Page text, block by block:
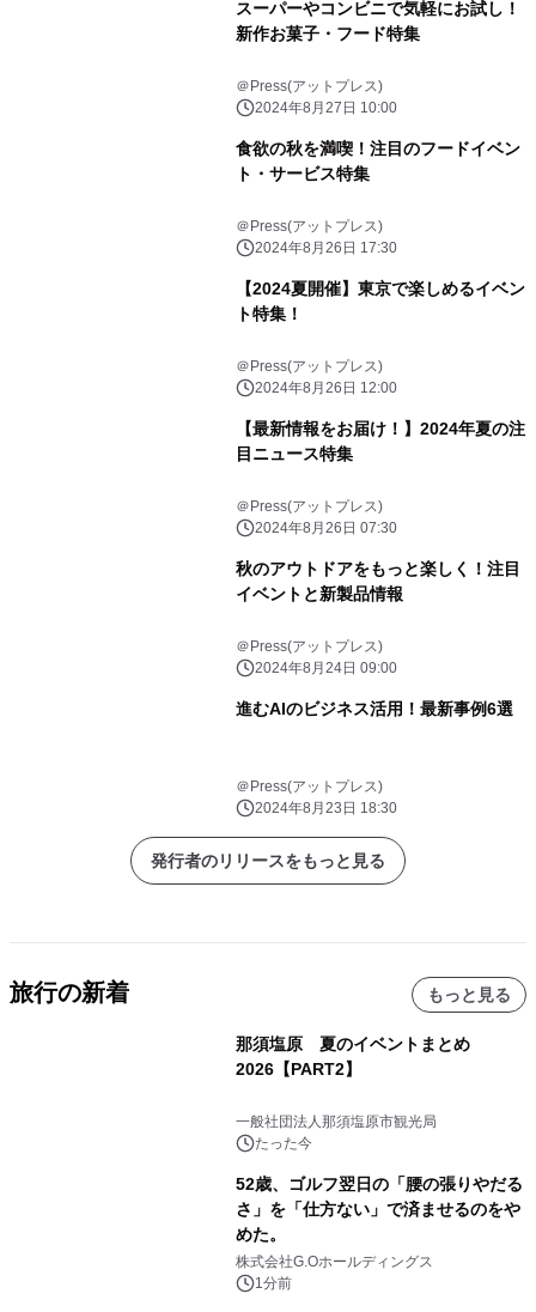
スーパーやコンビニで気軽にお試し！
新作お菓子・フード特集
＠Press(アットプレス)
2024年8月27日 10:00
食欲の秋を満喫！注目のフードイベン
ト・サービス特集
＠Press(アットプレス)
2024年8月26日 17:30
【2024夏開催】東京で楽しめるイベン
ト特集！
＠Press(アットプレス)
2024年8月26日 12:00
【最新情報をお届け！】2024年夏の注
目ニュース特集
＠Press(アットプレス)
2024年8月26日 07:30
秋のアウトドアをもっと楽しく！注目
イベントと新製品情報
＠Press(アットプレス)
2024年8月24日 09:00
進むAIのビジネス活用！最新事例6選
＠Press(アットプレス)
2024年8月23日 18:30
発行者のリリースをもっと見る
旅行の新着 もっと見る
那須塩原 夏のイベントまとめ
2026【PART2】
一般社団法人那須塩原市観光局
たった今
52歳、ゴルフ翌日の「腰の張りやだる
さ」を「仕方ない」で済ませるのをや
めた。
株式会社G.Oホールディングス
1分前